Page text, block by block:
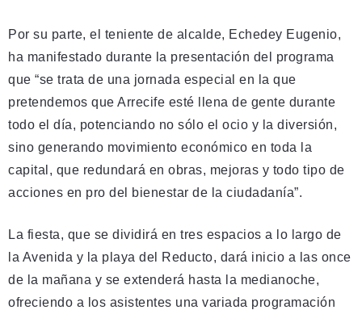
Por su parte, el teniente de alcalde, Echedey Eugenio,
ha manifestado durante la presentación del programa
que “se trata de una jornada especial en la que
pretendemos que Arrecife esté llena de gente durante
todo el día, potenciando no sólo el ocio y la diversión,
sino generando movimiento económico en toda la
capital, que redundará en obras, mejoras y todo tipo de
acciones en pro del bienestar de la ciudadanía”.
La fiesta, que se dividirá en tres espacios a lo largo de
la Avenida y la playa del Reducto, dará inicio a las once
de la mañana y se extenderá hasta la medianoche,
ofreciendo a los asistentes una variada programación